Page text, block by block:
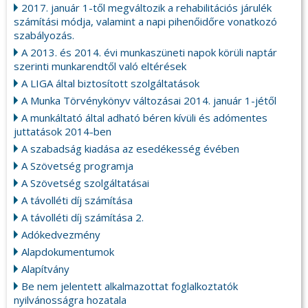
2017. január 1-től megváltozik a rehabilitációs járulék
számítási módja, valamint a napi pihenőidőre vonatkozó
szabályozás.
A 2013. és 2014. évi munkaszüneti napok körüli naptár
szerinti munkarendtől való eltérések
A LIGA által biztosított szolgáltatások
A Munka Törvénykönyv változásai 2014. január 1-jétől
A munkáltató által adható béren kívüli és adómentes
juttatások 2014-ben
A szabadság kiadása az esedékesség évében
A Szövetség programja
A Szövetség szolgáltatásai
A távolléti díj számítása
A távolléti díj számítása 2.
Adókedvezmény
Alapdokumentumok
Alapítvány
Be nem jelentett alkalmazottat foglalkoztatók
nyilvánosságra hozatala